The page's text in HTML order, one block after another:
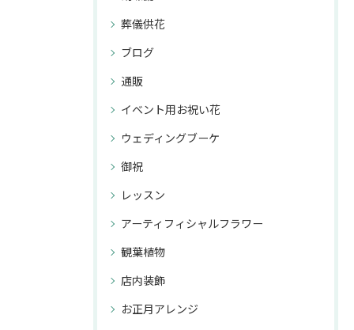
葬儀供花
ブログ
通販
イベント用お祝い花
ウェディングブーケ
御祝
レッスン
アーティフィシャルフラワー
観葉植物
店内装飾
お正月アレンジ